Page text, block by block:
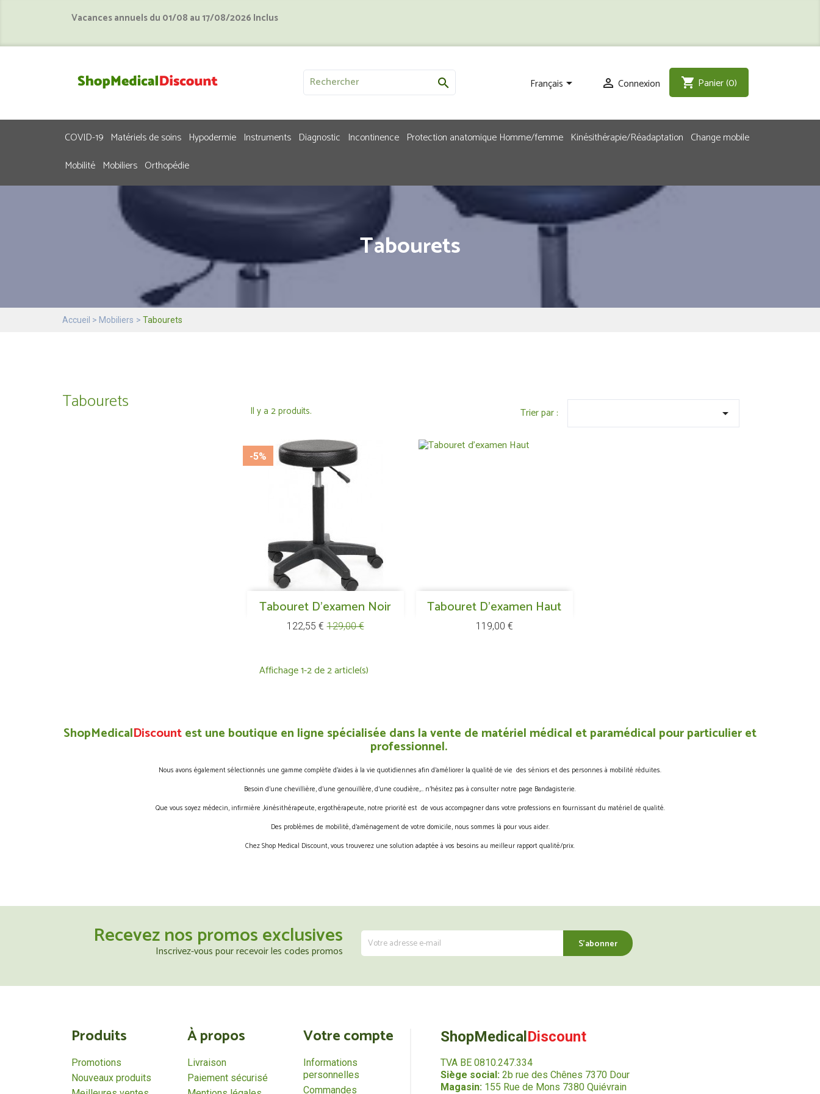
Vacances annuels du 01/08 au 17/08/2026 Inclus
 Français  Connexion shopping_cart Panier(0)
COVID-19 Matériels de soins Hypodermie Instruments Diagnostic Incontinence Protection anatomique Homme/femme Kinésithérapie/Réadaptation Change mobile
Mobilité Mobiliers Orthopédie
Tabourets
Accueil Mobiliers Tabourets
Tabourets Il y a 2 produits. Trier par : 
Tabouret D'examen Noir
Prix
122,55 € Prix
129,00 €
-5%
Aperçu rapide Tabouret D'examen Haut
Prix
119,00 €
Aperçu rapide
Affichage 1-2 de 2 article(s)
ShopMedicalDiscountest une boutique en ligne spécialisée dans la vente de matériel médical et paramédical pour particulier et
professionnel.
Nous avons également sélectionnés une gamme complète d’aides à la vie quotidiennes afin d’améliorer la qualité de vie des séniors et des personnes à mobilité réduites.
Besoin d’une chevillière, d’une genouillère, d’une coudière,… n’hésitez pas à consulter notre page Bandagisterie.
Que vous soyez médecin, infirmière ,kinésithérapeute, ergothérapeute, notre priorité est de vous accompagner dans votre professions en fournissant du matériel de qualité.
Des problèmes de mobilité, d’aménagement de votre domicile, nous sommes là pour vous aider.
Chez Shop Medical Discount, vous trouverez une solution adaptée à vos besoins au meilleur rapport qualité/prix.
Recevez nos promos exclusives
Inscrivez-vous pour recevoir les codes promos
Produits
Promotions
Nouveaux produits
À propos
Livraison
Paiement sécurisé
Votre compte
Informations
personnelles
Commandes
ShopMedical Discount
TVA BE 0810.247.334
Siège social:2b rue des Chênes 7370 Dour
Magasin:155 Rue de Mons 7380 Quiévrain